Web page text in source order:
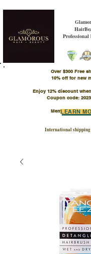
Professional
Over $300 Free
​10% off for new
Enjoy 12% discount
Coupon code:
Member Points
International